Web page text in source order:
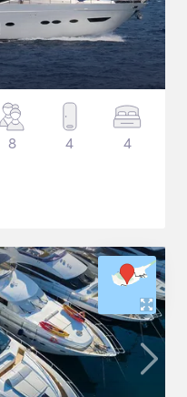
8 4 4